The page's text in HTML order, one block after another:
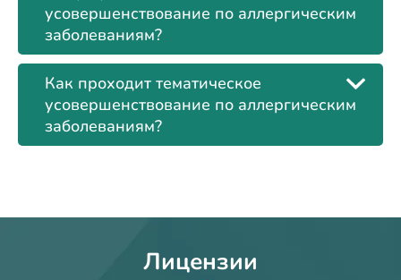
усовершенствование по аллергическим
заболеваниям?
Как проходит тематическое
усовершенствование по аллергическим
заболеваниям?
Лицензии